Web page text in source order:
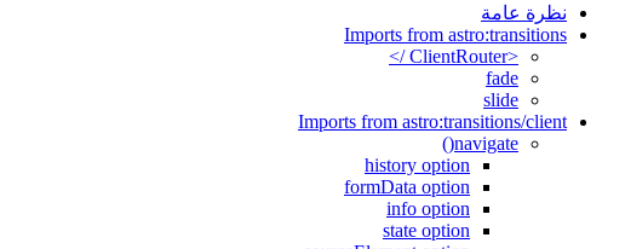
نظرة عامة
Imports from astro:transitions
<ClientRouter />
fade
slide
Imports from astro:transitions/client
navigate()
history option
formData option
info option
state option